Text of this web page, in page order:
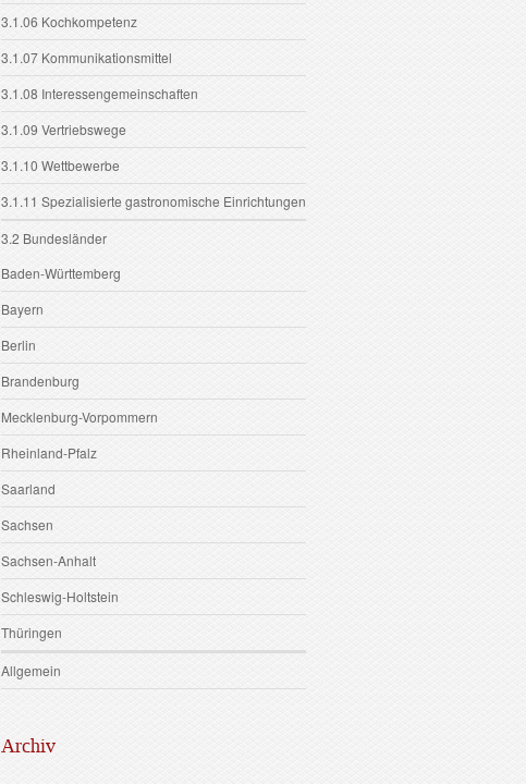
3.1.06 Kochkompetenz
3.1.07 Kommunikationsmittel
3.1.08 Interessengemeinschaften
3.1.09 Vertriebswege
3.1.10 Wettbewerbe
3.1.11 Spezialisierte gastronomische Einrichtungen
3.2 Bundesländer
Baden-Württemberg
Bayern
Berlin
Brandenburg
Mecklenburg-Vorpommern
Rheinland-Pfalz
Saarland
Sachsen
Sachsen-Anhalt
Schleswig-Holtstein
Thüringen
Allgemein
Archiv